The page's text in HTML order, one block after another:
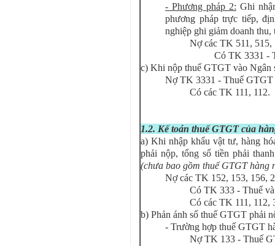
- Phương pháp 2: Ghi
phương pháp trực tiếp,
nghiệp ghi giảm doanh
Nợ các TK 511, 515,
Có TK 3331 -
c) Khi nộp thuế GTGT vào Ngân
Nợ TK 3331 - Thuế GTGT
Có các TK 111, 112.
1.2. Kế toán thuế GTGT của
a) Khi nhập khẩu vật tư, hàng
phải nộp, tổng số tiền phải
(chưa bao gồm thuế GTGT hàng
Nợ các TK 152, 153, 156,
Có TK 333 - Thuế
Có các TK 111, 112,
b) Phản ánh số thuế GTGT phải
- Trường hợp thuế GTGT
Nợ TK 133 - Thuế